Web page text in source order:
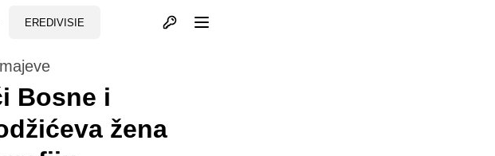
EREDIVISIE Otvori profil
Bosne i
žena